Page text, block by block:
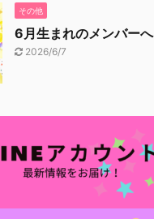
その他
6月生まれのメンバーへ
2026/6/7